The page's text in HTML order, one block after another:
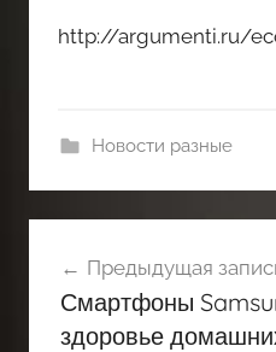
http://argumenti.ru/
Новости разные
по
записям
Предыдущая
Смартфоны
здоровье